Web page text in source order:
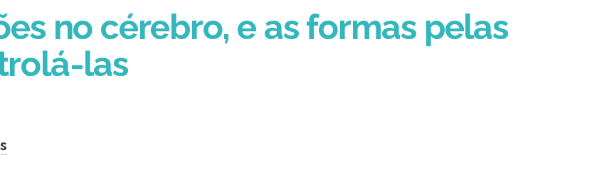
no cérebro, e as formas pelas
las